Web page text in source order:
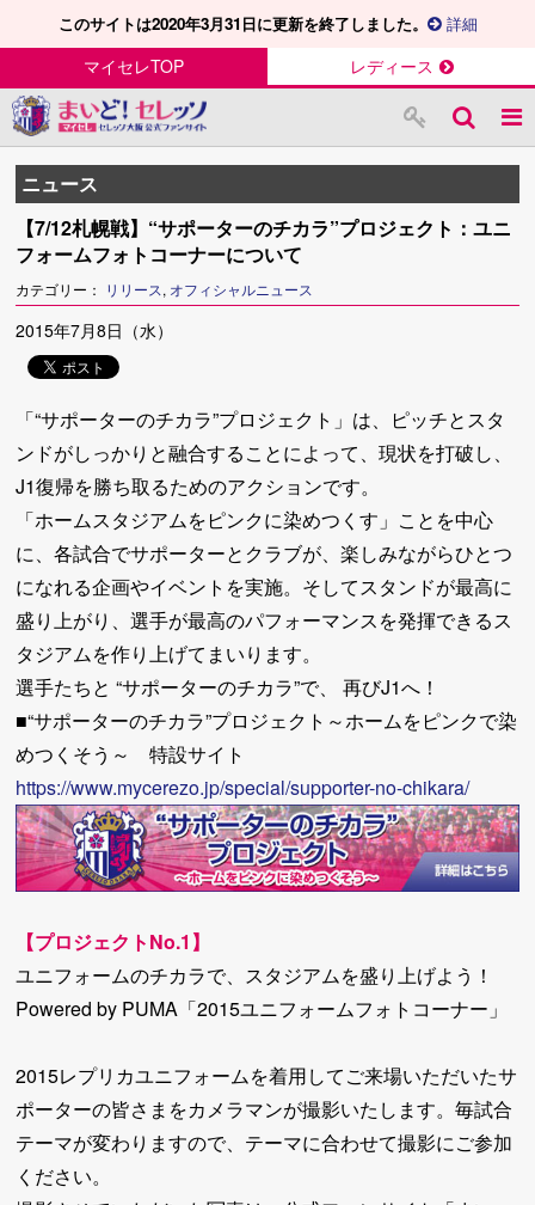
このサイトは2020年3月31日に更新を終了しました。 詳細
マイセレTOP レディース
ニュース
【7/12札幌戦】“サポーターのチカラ”プロジェクト：ユニ
フォームフォトコーナーについて
カテゴリー： リリース, オフィシャルニュース
2015年7月8日（水）
「“サポーターのチカラ”プロジェクト」は、ピッチとスタ
ンドがしっかりと融合することによって、現状を打破し、
J1復帰を勝ち取るためのアクションです。
「ホームスタジアムをピンクに染めつくす」ことを中心
に、各試合でサポーターとクラブが、楽しみながらひとつ
になれる企画やイベントを実施。そしてスタンドが最高に
盛り上がり、選手が最高のパフォーマンスを発揮できるス
タジアムを作り上げてまいります。
選手たちと “サポーターのチカラ”で、 再びJ1へ！
■“サポーターのチカラ”プロジェクト～ホームをピンクで染
めつくそう～ 特設サイト
https://www.mycerezo.jp/special/supporter-no-chikara/
【プロジェクトNo.1】
ユニフォームのチカラで、スタジアムを盛り上げよう！
Powered by PUMA「2015ユニフォームフォトコーナー」
2015レプリカユニフォームを着用してご来場いただいたサ
ポーターの皆さまをカメラマンが撮影いたします。毎試合
テーマが変わりますので、テーマに合わせて撮影にご参加
ください。